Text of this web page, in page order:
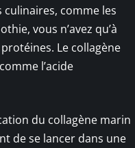
comme les
vous n’avez qu’à
Le collagène
l’acide
du collagène marin
de se lancer dans une